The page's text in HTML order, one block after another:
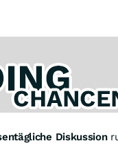
Diskussion